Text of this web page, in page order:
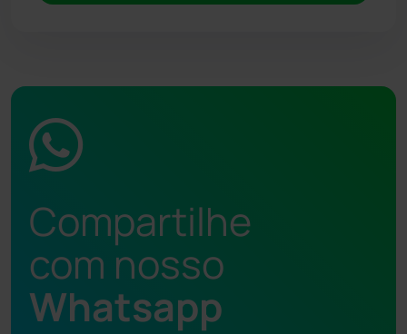
Compartilhe
com nosso
Whatsapp